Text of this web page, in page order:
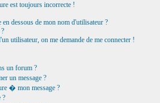
est toujours incorrecte !
dessous de mon nom d'utilisateur ?
utilisateur, on me demande de me connecter !
un forum ?
un message ?
� mon message ?
?